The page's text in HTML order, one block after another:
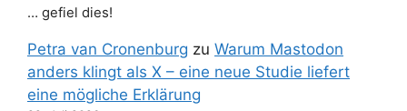
… gefiel dies!
Petra van Cronenburg zu Warum Mastodon
anders klingt als X – eine neue Studie liefert
eine mögliche Erklärung